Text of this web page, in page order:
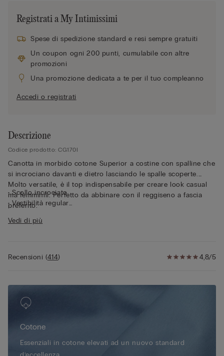
Registrati a My Intimissimi
Spese di spedizione standard e resi sempre gratuiti
Un coupon ogni 200 punti, cumulabile con altre
promozioni
Una promozione dedicata a te per il tuo compleanno
Accedi o registrati
Descrizione
Codice prodotto: CG170I
Canotta in morbido cotone Superior a costine con spalline che
si incrociano davanti e dietro lasciando le spalle scoperte.
Molto versatile, è il top indispensabile per creare look casual
ma femminili. Perfetto da abbinare con il reggiseno a fascia
preferito.
• Scollo incrociato
• Vestibilità regular
• 100% cotone
Vedi di più
4,8/5
Recensioni(414)
Cotone
Essenziali in cotone elevati ad un nuovo standard